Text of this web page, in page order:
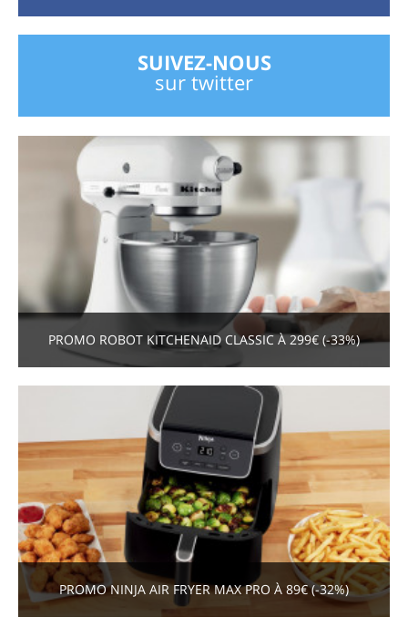
SUIVEZ-NOUS
sur twitter
PROMO ROBOT KITCHENAID CLASSIC À 299€ (-33%)
PROMO NINJA AIR FRYER MAX PRO À 89€ (-32%)